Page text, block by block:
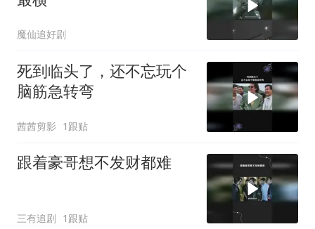
魔仙追好剧
死到临头了，还不忘玩个
脑筋急转弯
茜茜剪影 1跟贴
跟着豪哥想不发财都难
三有追剧 1跟贴